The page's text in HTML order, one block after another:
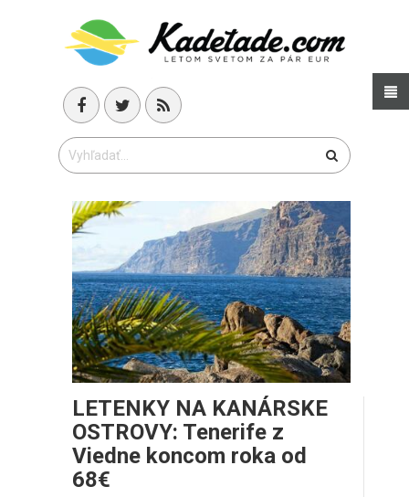
LETENKY NA KANÁRSKE
OSTROVY: Tenerife z
Viedne koncom roka od
68€